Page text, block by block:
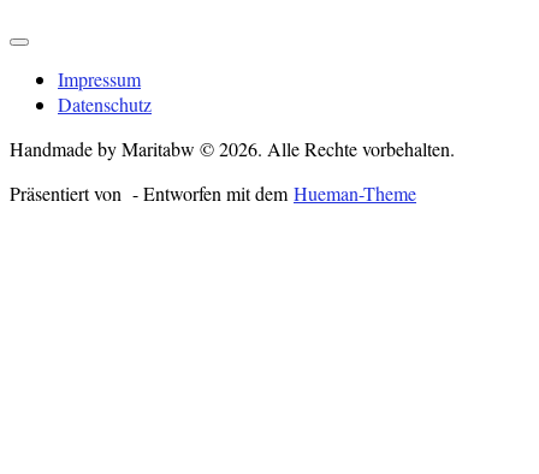
Impressum
Datenschutz
Handmade by Maritabw © 2026. Alle Rechte vorbehalten.
Präsentiert von - Entworfen mit dem Hueman-Theme